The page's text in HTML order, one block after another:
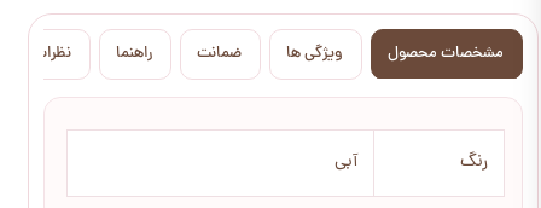
مشخصات محصول ویژگی ها ضمانت راهنما نظرات
رنگ آبی